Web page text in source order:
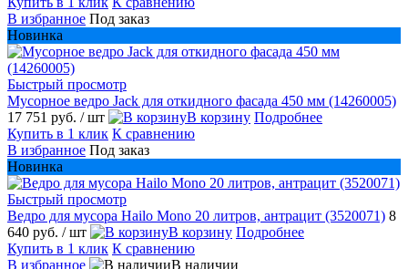
В избранное Под заказ
Новинка
Быстрый просмотр
Мусорное ведро Jack для откидного фасада 450 мм (14260005)
17 751 руб. / шт В корзину Подробнее
Купить в 1 клик К сравнению
В избранное Под заказ
Новинка
Быстрый просмотр
Ведро для мусора Hailo Mono 20 литров, антрацит (3520071) 8
640 руб. / шт В корзину Подробнее
Купить в 1 клик К сравнению
В избранное
В наличии